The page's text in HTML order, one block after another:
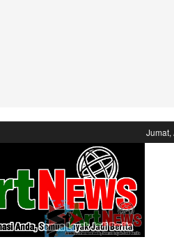
Jumat,